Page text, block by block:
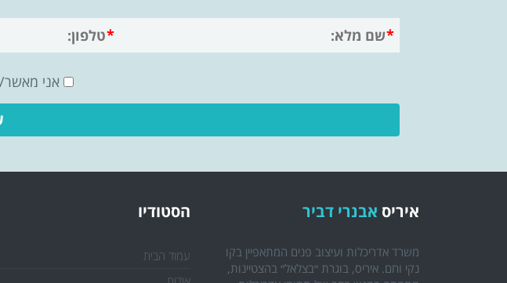
אני
איריס אבנרי דביר
משרד אדריכלות ועיצוב פנים המתאפיין בקו
נקי וחם. איריס, בוגרת ״בצלאל״ בהצטיינות,
הסטודיו
עמוד הבית